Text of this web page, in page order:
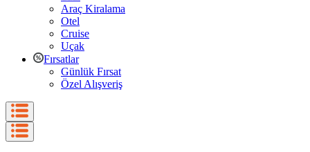
Araç Kiralama
Otel
Cruise
Uçak
Fırsatlar
Günlük Fırsat
Özel Alışveriş